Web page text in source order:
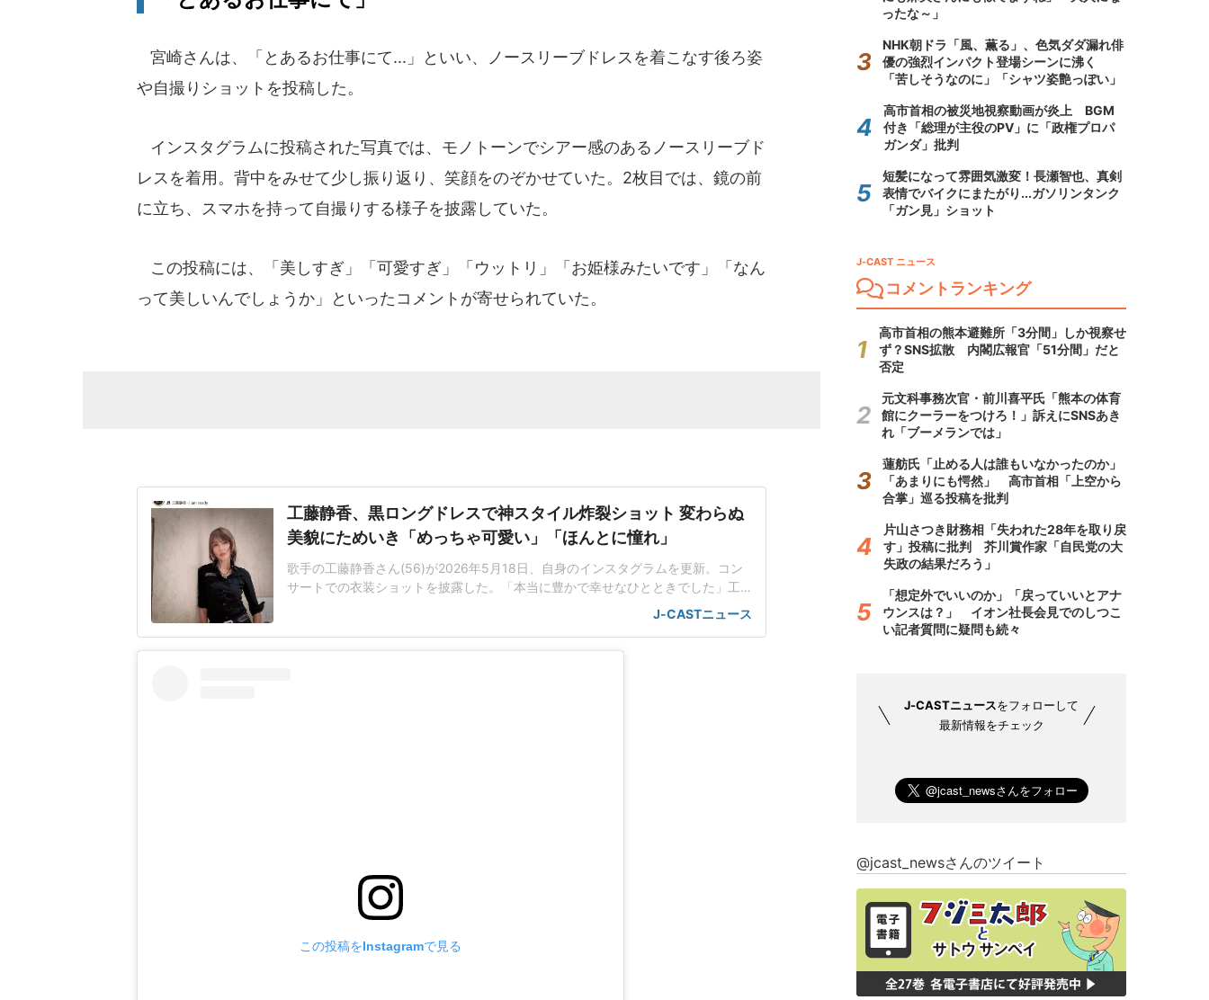
宮崎さんは、「とあるお仕事にて...」といい、ノースリーブドレスを着こなす後ろ姿
や自撮りショットを投稿した。
インスタグラムに投稿された写真では、モノトーンでシアー感のあるノースリーブド
レスを着用。背中をみせて少し振り返り、笑顔をのぞかせていた。2枚目では、鏡の前
に立ち、スマホを持って自撮りする様子を披露していた。
この投稿には、「美しすぎ」「可愛すぎ」「ウットリ」「お姫様みたいです」「なん
って美しいんでしょうか」といったコメントが寄せられていた。
工藤静香、黒ロングドレスで神スタイル炸裂ショット 変わらぬ
美貌にためいき「めっちゃ可愛い」「ほんとに憧れ」
歌手の工藤静香さん(56)が2026年5月18日、自身のインスタグラムを更新。コン
サートでの衣装ショットを披露した。「本当に豊かで幸せなひとときでした」工
藤さんは、「熊本城ホール・メインホールでの公演も、温かいスタンディングオ
ベーションに包まれ、無事に終えることができました」と報告し、黒いロングド
J-CASTニュース
この投稿をInstagramで見る
ったな～」
NHK朝ドラ「風、薫る」、色気ダダ漏れ俳
優の強烈インパクト登場シーンに沸く
「苦しそうなのに」「シャツ姿艶っぽい」
高市首相の被災地視察動画が炎上 BGM
付き「総理が主役のPV」に「政権プロパ
ガンダ」批判
短髪になって雰囲気激変！長瀬智也、真剣
表情でバイクにまたがり...ガソリンタンク
「ガン見」ショット
J-CAST ニュース
コメントランキング
高市首相の熊本避難所「3分間」しか視察せ
ず？SNS拡散 内閣広報官「51分間」だと
否定
元文科事務次官・前川喜平氏「熊本の体育
館にクーラーをつけろ！」訴えにSNSあき
れ「ブーメランでは」
蓮舫氏「止める人は誰もいなかったのか」
「あまりにも愕然」 高市首相「上空から
合掌」巡る投稿を批判
片山さつき財務相「失われた28年を取り戻
す」投稿に批判 芥川賞作家「自民党の大
失政の結果だろう」
「想定外でいいのか」「戻っていいとアナ
ウンスは？」 イオン社長会見でのしつこ
い記者質問に疑問も続々
J-CASTニュースをフォローして
最新情報をチェック
@jcast_newsさんのツイート